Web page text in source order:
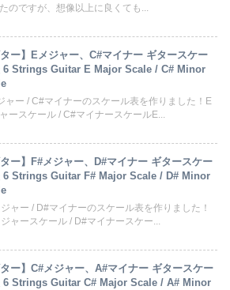
のですが、想像以上に良くても...
ター】Eメジャー、C#マイナー ギタースケー
6 Strings Guitar E Major Scale / C# Minor
ャー / C#マイナーのスケール表を作りました！E
ースケール / C#マイナースケールE...
ター】F#メジャー、D#マイナー ギタースケー
6 Strings Guitar F# Major Scale / D# Minor
ジャー / D#マイナーのスケール表を作りました！
ャースケール / D#マイナースケー...
ター】C#メジャー、A#マイナー ギタースケー
6 Strings Guitar C# Major Scale / A# Minor